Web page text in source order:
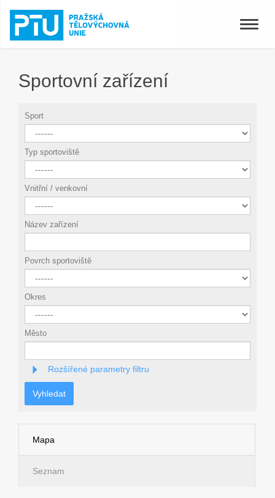
Toggle
Sportovní zařízení
Sport
Typ sportoviště
Vnitřní / venkovní
Název zařízení
Povrch sportoviště
Okres
Město
Rozšířené parametry filtru
Vyhledat
Mapa
Seznam